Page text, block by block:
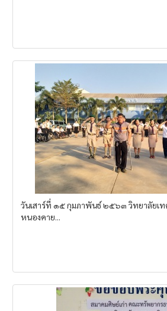
วันเสาร์ที่ ๑๕ กุมภาพันธ์ ๒๕๖๓ วิทยาลัยเท
หนองคาย...